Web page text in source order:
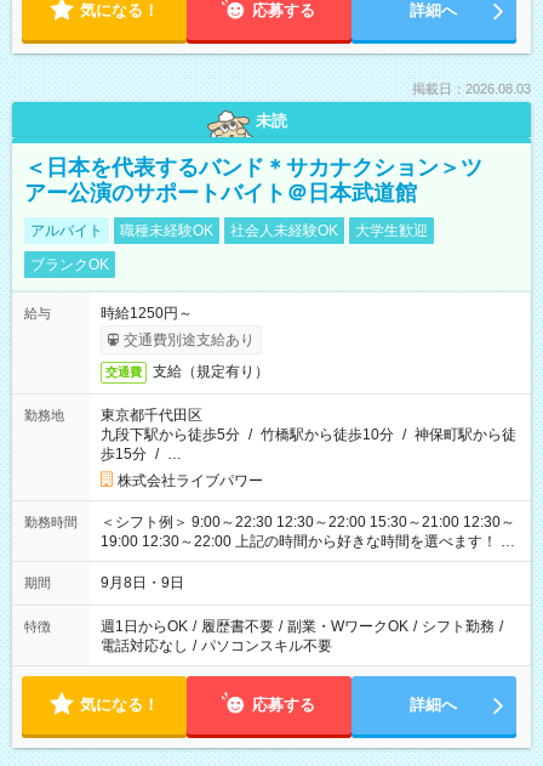
気になる！ 応募する 詳細へ
掲載日：2026.08.03
未読
＜日本を代表するバンド＊サカナクション＞ツ
アー公演のサポートバイト＠日本武道館
アルバイト 職種未経験OK 社会人未経験OK
大学生歓迎
ブランクOK
給与
時給1250円～
交通費別途支給あり
交通費 支給（規定有り）
勤務地
東京都千代田区
九段下駅から徒歩5分 / 竹橋駅から徒歩10分 / 神保町駅から徒
歩15分 / …
株式会社ライブパワー
勤務時間
＜シフト例＞ 9:00～22:30 12:30～22:00 15:30～21:00 12:30～
19:00 12:30～22:00 上記の時間から好きな時間を選べます！ ※
時間は変更となる可能性があります
期間 9月8日・9日
特徴 週1日からOK / 履歴書不要 / 副業・WワークOK / シフト勤務 /
電話対応なし / パソコンスキル不要
気になる！ 応募する 詳細へ